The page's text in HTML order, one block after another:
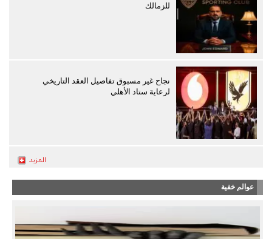
للزمالك
نجاح غير مسبوق تفاصيل العقد التاريخي
لرعاية ستاد الأهلي
عوالم خفية